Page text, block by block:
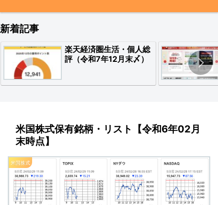
新着記事
楽天経済圏生活・個人総
評（令和7年12月末〆）
米国株式保有銘柄・リスト【令和6年02月
末時点】
米国株式